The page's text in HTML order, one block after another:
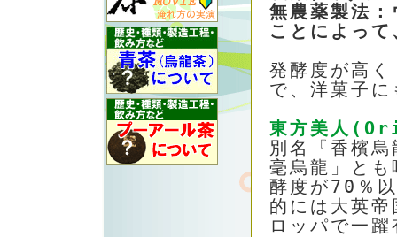
無農薬製法
ことによっ
発酵度が高
で、洋菓子
東方美人
別名『香檳
毫烏龍」と
酵度が70％
的には大英
ロッパで一